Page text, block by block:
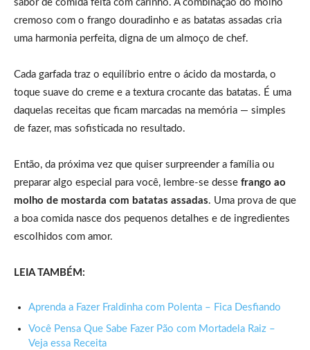
sabor de comida feita com carinho. A combinação do molho
cremoso com o frango douradinho e as batatas assadas cria
uma harmonia perfeita, digna de um almoço de chef.
Cada garfada traz o equilíbrio entre o ácido da mostarda, o
toque suave do creme e a textura crocante das batatas. É uma
daquelas receitas que ficam marcadas na memória — simples
de fazer, mas sofisticada no resultado.
Então, da próxima vez que quiser surpreender a família ou
preparar algo especial para você, lembre-se desse frango ao
molho de mostarda com batatas assadas. Uma prova de que
a boa comida nasce dos pequenos detalhes e de ingredientes
escolhidos com amor.
LEIA TAMBÉM:
Aprenda a Fazer Fraldinha com Polenta – Fica Desfiando
Você Pensa Que Sabe Fazer Pão com Mortadela Raiz –
Veja essa Receita